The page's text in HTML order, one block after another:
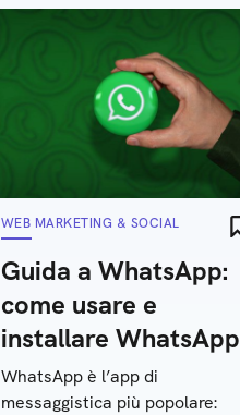
WEB MARKETING & SOCIAL
Guida a WhatsApp:
come usare e
installare WhatsApp
WhatsApp è l’app di
messaggistica più popolare: